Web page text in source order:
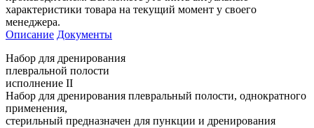
характеристики товара на текущий момент у своего
менеджера.
Описание Документы
Набор для дренирования
плевральной полости
исполнение II
Набор для дренирования плевральный полости, однократного
применения,
стерильный предназначен для пункции и дренирования